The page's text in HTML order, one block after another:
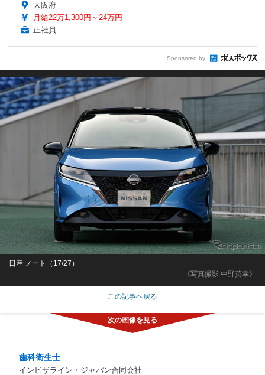
大阪府
月給22万1,300円～24万円
正社員
Sponsored by
《写真撮影 中野英幸》
日産 ノート（17/27）
この記事へ戻る
歯科衛生士
インビザライン・ジャパン合同会社